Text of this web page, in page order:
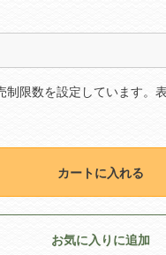
制限数を設定しています。
カートに入れる
お気に入りに追加